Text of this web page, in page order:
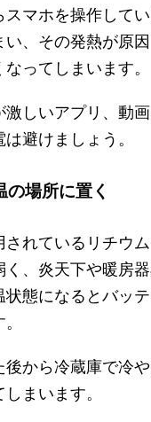
スマホを操作して
い、その発熱が原
ってしまいます。
激しいアプリ、動
避けましょう。
場所に置く
されているリチウ
く、炎天下や暖房
状態になるとバッ
後から冷蔵庫で冷
まいます。